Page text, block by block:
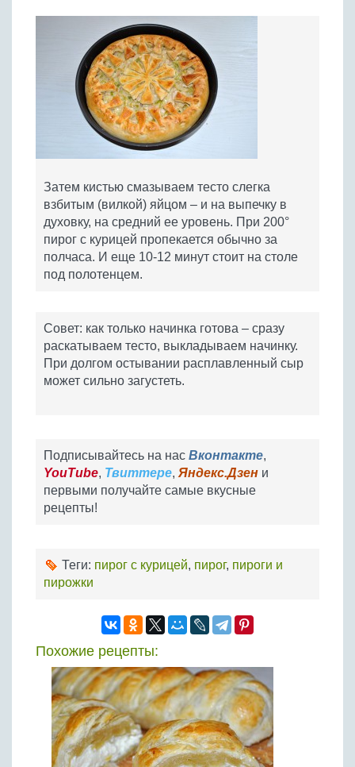
Затем кистью смазываем тесто слегка
взбитым (вилкой) яйцом – и на выпечку в
духовку, на средний ее уровень. При 200°
пирог с курицей пропекается обычно за
полчаса. И еще 10-12 минут стоит на столе
под полотенцем.
Совет: как только начинка готова – сразу
раскатываем тесто, выкладываем начинку.
При долгом остывании расплавленный сыр
может сильно загустеть.
Подписывайтесь на нас Вконтакте,
YouTube, Твиттере, Яндекс.Дзен и
первыми получайте самые вкусные
рецепты!
Теги: пирог с курицей, пирог, пироги и
пирожки
Похожие рецепты: